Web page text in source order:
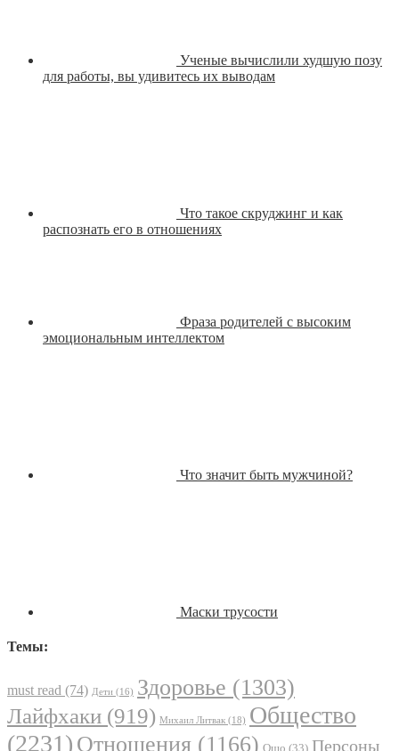
Ученые вычислили худшую позу
для работы, вы удивитесь их выводам
Что такое скруджинг и как
распознать его в отношениях
Фраза родителей с высоким
эмоциональным интеллектом
Что значит быть мужчиной?
Маски трусости
Темы:
must read (74) Дети (16) Здоровье (1303)
Лайфхаки (919) Михаил Литвак (18) Общество
(2231) Отношения (1166) Ошо (33) Персоны